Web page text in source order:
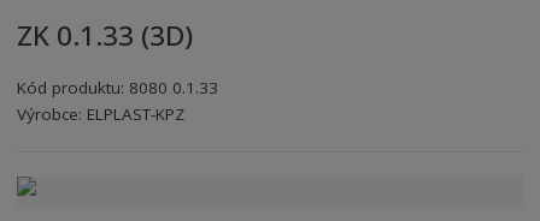
d
í
s
ZK 0.1.33 (3D)
Kód produktu: 8080 0.1.33
Kód výrobce: 8595208609619
Kód dodavatele:8595208609619
Výrobce: ELPLAST-KPZ